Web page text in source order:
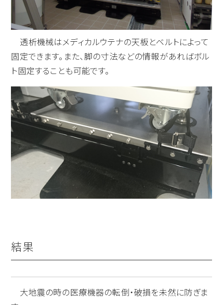
透析機械はメディカルウテナの天板とベルトによって
固定できます。また、脚の寸法などの情報があればボル
ト固定することも可能です。
結果
大地震の時の医療機器の転倒・破損を未然に防ぎま